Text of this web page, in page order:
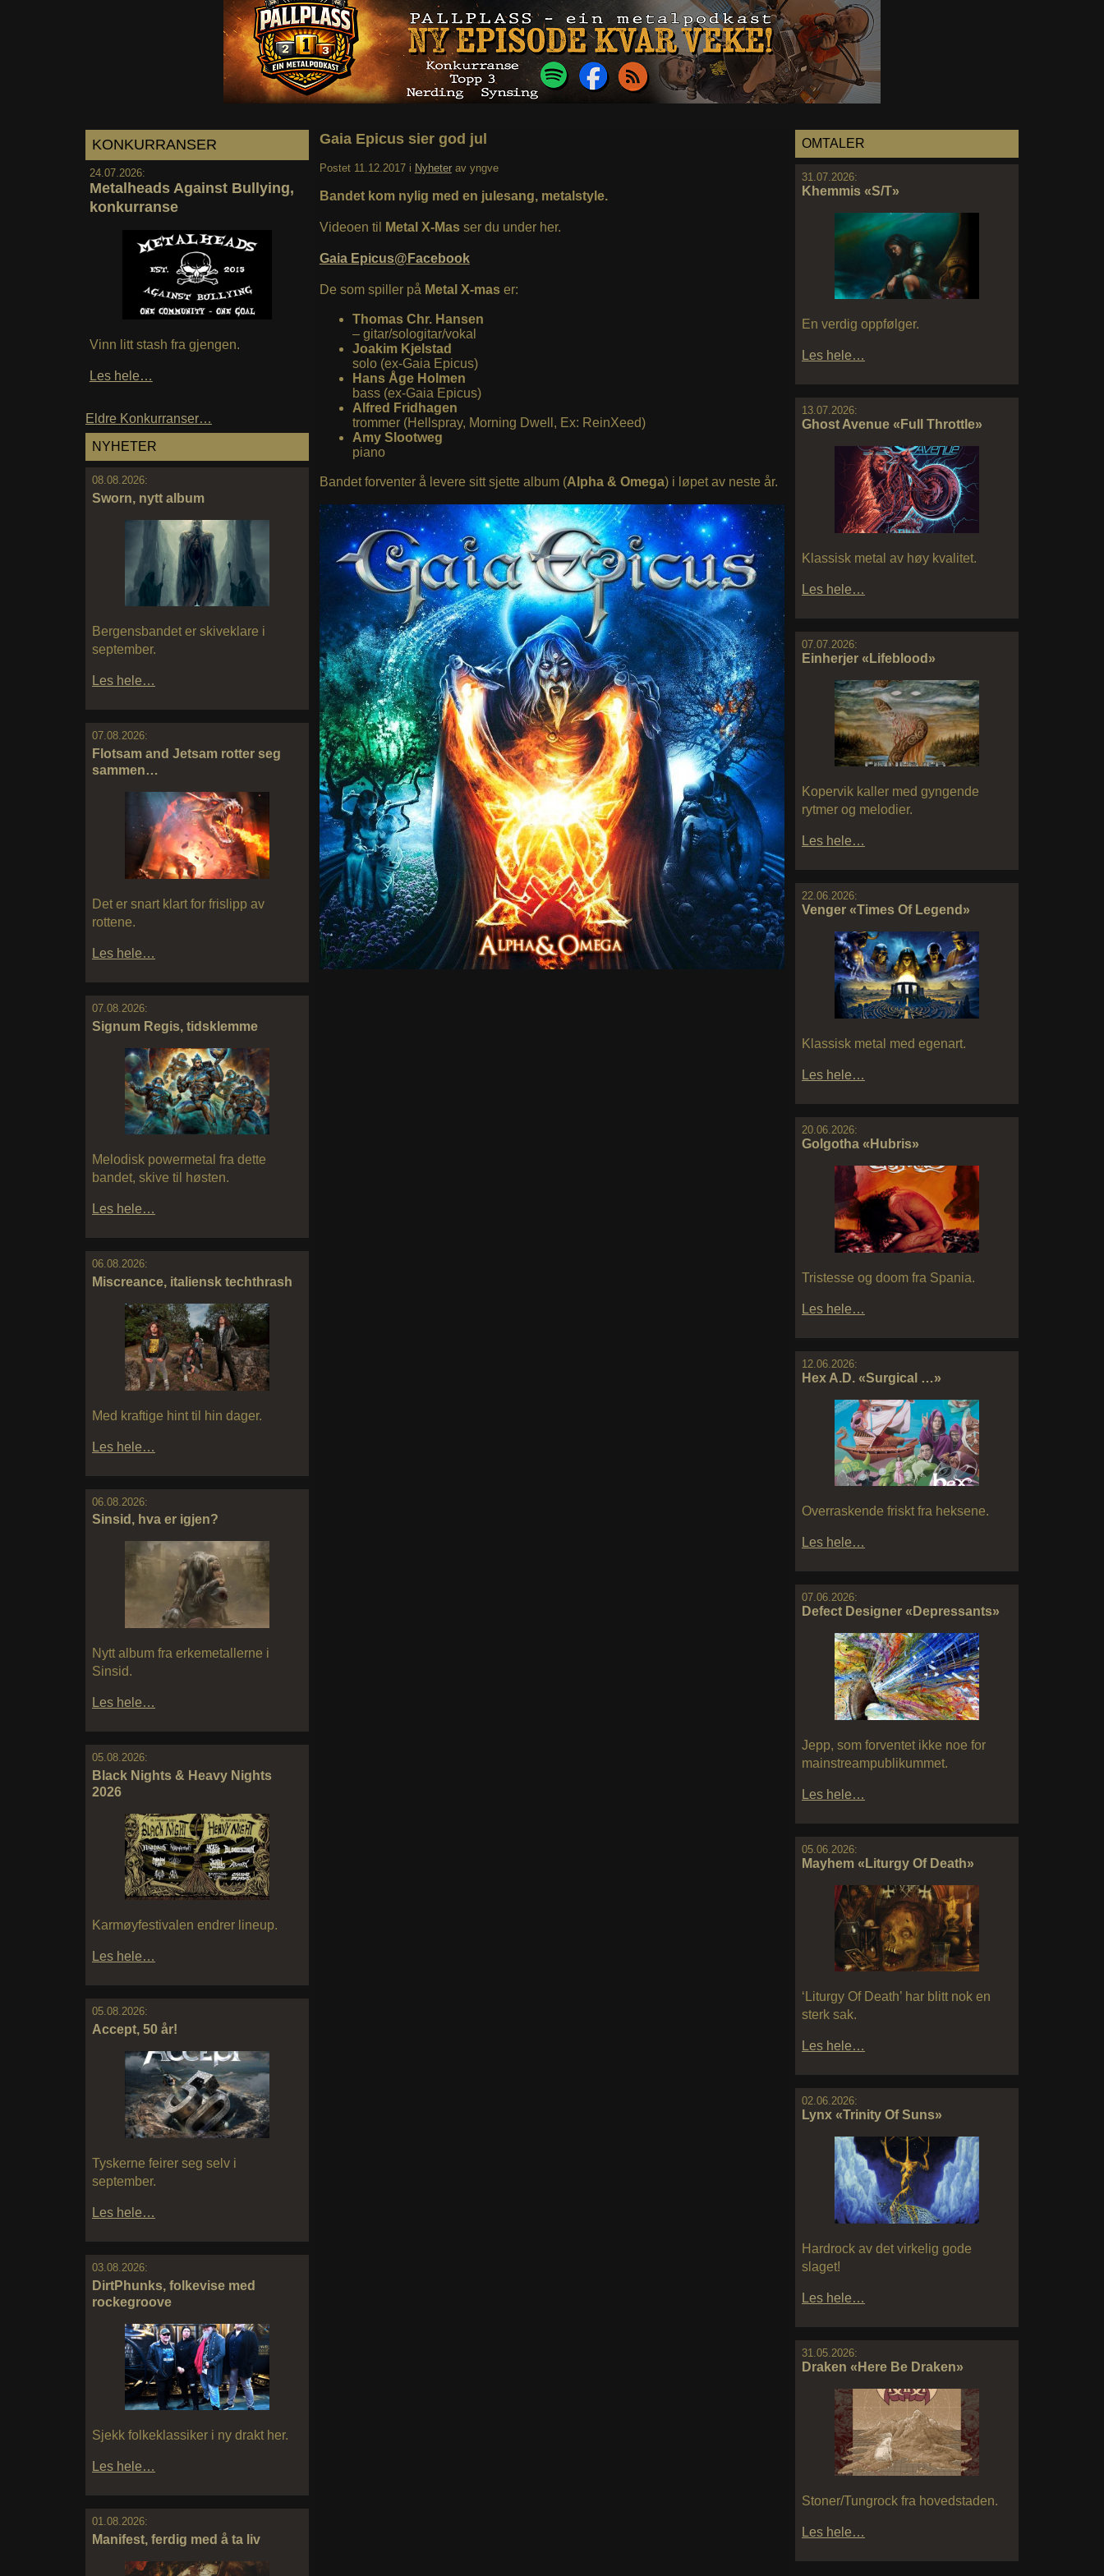
KONKURRANSER
24.07.2026:
Metalheads Against Bullying,
konkurranse
Vinn litt stash fra gjengen.
Les hele…
Eldre Konkurranser…
NYHETER
08.08.2026:
Sworn, nytt album
Bergensbandet er skiveklare i
september.
Les hele…
07.08.2026:
Flotsam and Jetsam rotter seg
sammen…
Det er snart klart for frislipp av
rottene.
Les hele…
07.08.2026:
Signum Regis, tidsklemme
Melodisk powermetal fra dette
bandet, skive til høsten.
Les hele…
06.08.2026:
Miscreance, italiensk techthrash
Med kraftige hint til hin dager.
Les hele…
06.08.2026:
Sinsid, hva er igjen?
Nytt album fra erkemetallerne i
Sinsid.
Les hele…
05.08.2026:
Black Nights & Heavy Nights
2026
Karmøyfestivalen endrer lineup.
Les hele…
05.08.2026:
Accept, 50 år!
Tyskerne feirer seg selv i
september.
Les hele…
03.08.2026:
DirtPhunks, folkevise med
rockegroove
Sjekk folkeklassiker i ny drakt her.
Les hele…
01.08.2026:
Manifest, ferdig med å ta liv
OMTALER
31.07.2026:
Khemmis «S/T»
En verdig oppfølger.
Les hele…
13.07.2026:
Ghost Avenue «Full Throttle»
Klassisk metal av høy kvalitet.
Les hele…
07.07.2026:
Einherjer «Lifeblood»
Kopervik kaller med gyngende
rytmer og melodier.
Les hele…
22.06.2026:
Venger «Times Of Legend»
Klassisk metal med egenart.
Les hele…
20.06.2026:
Golgotha «Hubris»
Tristesse og doom fra Spania.
Les hele…
12.06.2026:
Hex A.D. «Surgical …»
Overraskende friskt fra heksene.
Les hele…
07.06.2026:
Defect Designer «Depressants»
Jepp, som forventet ikke noe for
mainstreampublikummet.
Les hele…
05.06.2026:
Mayhem «Liturgy Of Death»
‘Liturgy Of Death’ har blitt nok en
sterk sak.
Les hele…
02.06.2026:
Lynx «Trinity Of Suns»
Hardrock av det virkelig gode
slaget!
Les hele…
31.05.2026:
Draken «Here Be Draken»
Stoner/Tungrock fra hovedstaden.
Les hele…
Gaia Epicus sier god jul
Postet 11.12.2017 i Nyheter av yngve
Bandet kom nylig med en julesang, metalstyle.
Videoen til Metal X-Masser du under her.
Gaia Epicus@Facebook
De som spiller på Metal X-maser:
Thomas Chr. Hansen
– gitar/sologitar/vokal
Joakim Kjelstad
solo (ex-Gaia Epicus)
Hans Åge Holmen
bass (ex-Gaia Epicus)
Alfred Fridhagen
trommer (Hellspray, Morning Dwell, Ex: ReinXeed)
Amy Slootweg
piano
Bandet forventer å levere sitt sjette album (Alpha & Omega) i løpet av neste år.